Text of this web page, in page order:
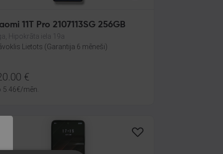
11T Pro 2107113SG 256GB
Hipokrāta iela 19a
Lietots (Garantija 6 mēneši)
€
5.46€/mēn.